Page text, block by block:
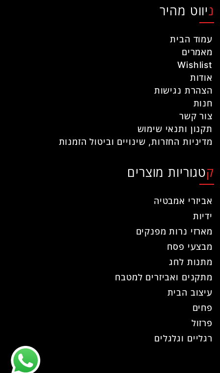
ניווט מהיר
עמוד הבית
מאמרים
Wishlist
אודות
הצהרת נגישות
חנות
צור קשר
תקנון ותנאי שימוש
מדיניות החזרות, שינויים וביטול הזמנות
קטגוריות מוצרים
אביזרי אמבטיה
ידיות
מארזי נרות מפנקים
מבצעי פסח
מתנות לחג
מתקנים ואביזרים למטבח
עיצוב הבית
פחים
פרזול
רגליים וגלגלים